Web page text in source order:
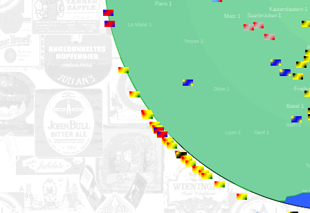
Paris 1
Genf 1
Lyon 1
Bern 1
Basel 1
Saarbrücken 1
Metz 1
Troyes 1
Le Mans 1
Kaiserslautern 1
Dijon 1